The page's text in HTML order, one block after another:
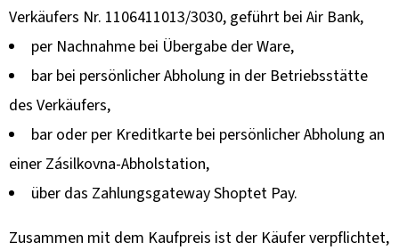
Verkäufers Nr. 1106411013/3030, geführt bei Air Bank,
per Nachnahme bei Übergabe der Ware,
bar bei persönlicher Abholung in der Betriebsstätte
des Verkäufers,
bar oder per Kreditkarte bei persönlicher Abholung an
einer Zásilkovna-Abholstation,
über das Zahlungsgateway Shoptet Pay.
Zusammen mit dem Kaufpreis ist der Käufer verpflichtet,